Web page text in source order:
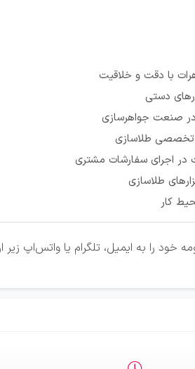
با دقت و خلاقیت
دستی
در صنعت جواهرسازی
تخصصی طلاسازی
اجرای سفارشات مشتری
طلاسازی
کار
خود را به ایمیل، تلگرام یا واتس‌اپ